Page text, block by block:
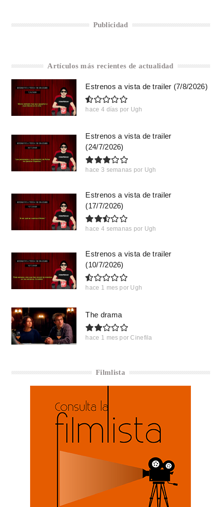
Publicidad
Artículos más recientes de actualidad
Estrenos a vista de trailer (7/8/2026)
hace 4 días por Ugh
Estrenos a vista de trailer
(24/7/2026)
hace 3 semanas por Ugh
Estrenos a vista de trailer
(17/7/2026)
hace 4 semanas por Ugh
Estrenos a vista de trailer
(10/7/2026)
hace 1 mes por Ugh
The drama
hace 1 mes por Cinefila
Filmlista